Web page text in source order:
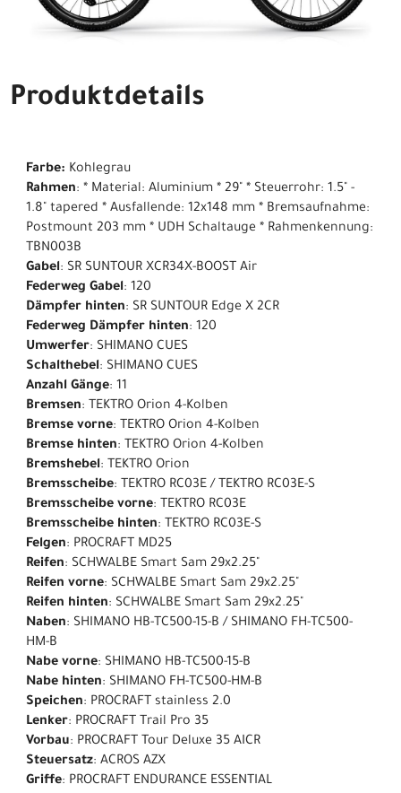
Produktdetails
Farbe: Kohlegrau
Rahmen: * Material: Aluminium * 29" * Steuerrohr: 1.5" -
1.8" tapered * Ausfallende: 12x148 mm * Bremsaufnahme:
Postmount 203 mm * UDH Schaltauge * Rahmenkennung:
TBN003B
Gabel: SR SUNTOUR XCR34X-BOOST Air
Federweg Gabel: 120
Dämpfer hinten: SR SUNTOUR Edge X 2CR
Federweg Dämpfer hinten: 120
Umwerfer: SHIMANO CUES
Schalthebel: SHIMANO CUES
Anzahl Gänge: 11
Bremsen: TEKTRO Orion 4-Kolben
Bremse vorne: TEKTRO Orion 4-Kolben
Bremse hinten: TEKTRO Orion 4-Kolben
Bremshebel: TEKTRO Orion
Bremsscheibe: TEKTRO RC03E / TEKTRO RC03E-S
Bremsscheibe vorne: TEKTRO RC03E
Bremsscheibe hinten: TEKTRO RC03E-S
Felgen: PROCRAFT MD25
Reifen: SCHWALBE Smart Sam 29x2.25"
Reifen vorne: SCHWALBE Smart Sam 29x2.25"
Reifen hinten: SCHWALBE Smart Sam 29x2.25"
Naben: SHIMANO HB-TC500-15-B / SHIMANO FH-TC500-
HM-B
Nabe vorne: SHIMANO HB-TC500-15-B
Nabe hinten: SHIMANO FH-TC500-HM-B
Speichen: PROCRAFT stainless 2.0
Lenker: PROCRAFT Trail Pro 35
Vorbau: PROCRAFT Tour Deluxe 35 AICR
Steuersatz: ACROS AZX
Griffe: PROCRAFT ENDURANCE ESSENTIAL